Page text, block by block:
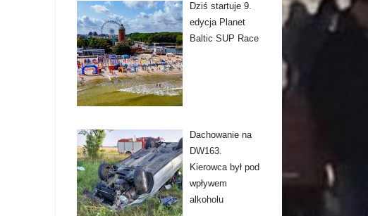
Dziś startuje 9.
edycja Planet
Baltic SUP Race
Dachowanie na
DW163.
Kierowca był pod
wpływem
alkoholu